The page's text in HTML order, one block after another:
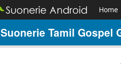
Home
Suonerie Tamil Gospel